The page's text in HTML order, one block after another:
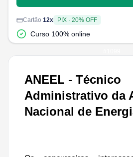
ANEEL - Técnico
Administrativo da
Nacional de
Cartão 12x PIX · 20% OFF
Curso 100% online